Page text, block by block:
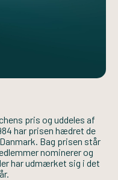
pris og uddeles af
har prisen hædret de
Bag prisen står
nominerer og
har udmærket sig i det